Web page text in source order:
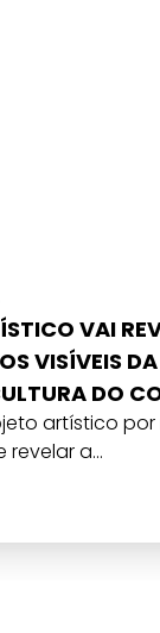
VAI
VISÍVEIS DA
DO
artístico
a...